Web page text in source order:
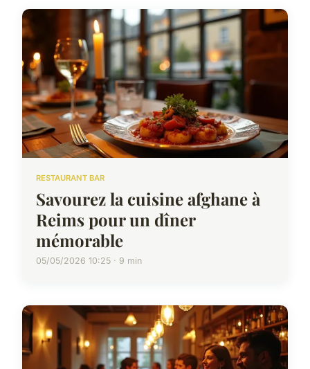
RESTAURANT BAR
Savourez la cuisine afghane à
Reims pour un dîner
mémorable
05/05/2026 10:25 · 9 min